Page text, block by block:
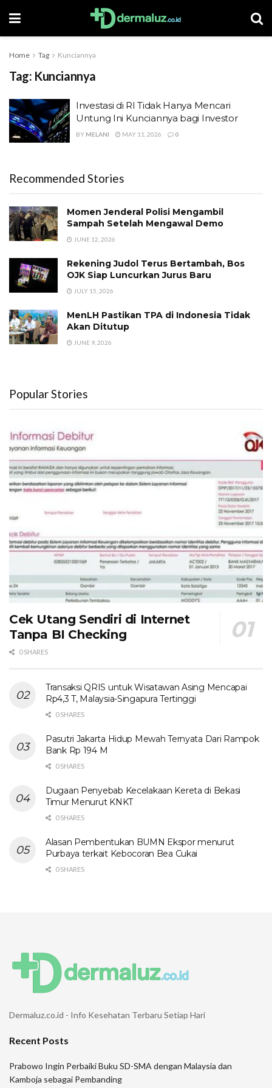
Home Tag Kunciannya
Tag: Kunciannya
Investasi di RI Tidak Hanya Mencari
Untung Ini Kunciannya bagi Investor
BY MELANI MAY 11, 2026 0
Recommended Stories
Momen Jenderal Polisi Mengambil
Sampah Setelah Mengawal Demo
JUNE 12, 2026
Rekening Judol Terus Bertambah, Bos
OJK Siap Luncurkan Jurus Baru
JULY 15, 2026
MenLH Pastikan TPA di Indonesia Tidak
Akan Ditutup
JUNE 9, 2026
Popular Stories
Cek Utang Sendiri di Internet
Tanpa BI Checking
0 SHARES
Transaksi QRIS untuk Wisatawan Asing Mencapai
Rp4,3 T, Malaysia-Singapura Tertinggi
0 SHARES
Pasutri Jakarta Hidup Mewah Ternyata Dari Rampok
Bank Rp 194 M
0 SHARES
Dugaan Penyebab Kecelakaan Kereta di Bekasi
Timur Menurut KNKT
0 SHARES
Alasan Pembentukan BUMN Ekspor menurut
Purbaya terkait Kebocoran Bea Cukai
0 SHARES
Dermaluz.co.id - Info Kesehatan Terbaru Setiap Hari
Recent Posts
Prabowo Ingin Perbaiki Buku SD-SMA dengan Malaysia dan
Kamboja sebagai Pembanding